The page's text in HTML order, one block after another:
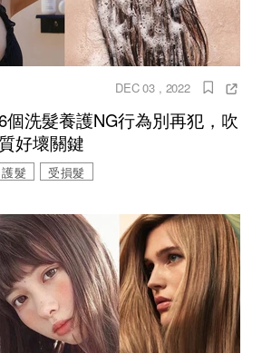
DEC 03 , 2022
洗髮養護NG行為別再犯，吹
好壞關鍵
護髮 受損髮